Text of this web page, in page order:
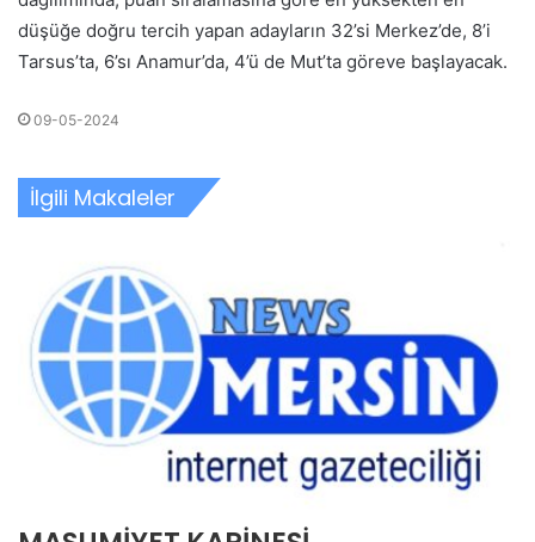
düşüğe doğru tercih yapan adayların 32’si Merkez’de, 8’i
Tarsus’ta, 6’sı Anamur’da, 4’ü de Mut’ta göreve başlayacak.
09-05-2024
İlgili Makaleler